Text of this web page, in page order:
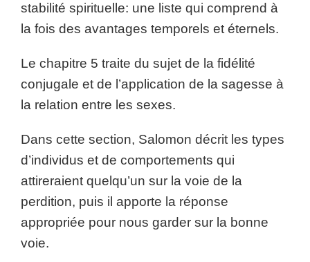
stabilité spirituelle: une liste qui comprend à
la fois des avantages temporels et éternels.
Le chapitre 5 traite du sujet de la fidélité
conjugale et de l’application de la sagesse à
la relation entre les sexes.
Dans cette section, Salomon décrit les types
d’individus et de comportements qui
attireraient quelqu’un sur la voie de la
perdition, puis il apporte la réponse
appropriée pour nous garder sur la bonne
voie.